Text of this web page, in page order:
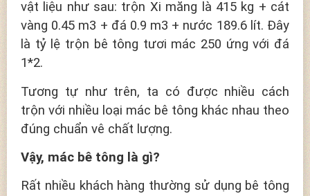
vật liệu như sau: trộn Xi măng là 415 kg + cát
vàng 0.45 m3 + đá 0.9 m3 + nước 189.6 lít. Đây
là tỷ lệ trộn bê tông tươi mác 250 ứng với đá
1*2.
Tương tự như trên, ta có được nhiều cách
trộn với nhiều loại mác bê tông khác nhau theo
đúng chuẩn vê chất lượng.
Vậy, mác bê tông là gì?
Rất nhiều khách hàng thường sử dụng bê tông